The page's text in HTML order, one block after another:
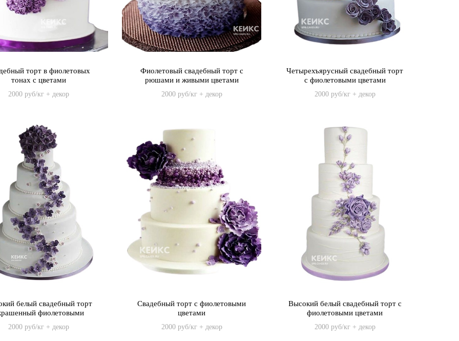
торт в фиолетовых
тонах с цветами
2000 руб/кг + декор
Фиолетовый свадебный торт с
рюшами и живыми цветами
2000 руб/кг + декор
Четырехъярусный свадебный торт
с фиолетовыми цветами
2000 руб/кг + декор
белый свадебный торт
фиолетовыми
2000 руб/кг + декор
Свадебный торт с фиолетовыми
цветами
2000 руб/кг + декор
Высокий белый свадебный торт с
фиолетовыми цветами
2000 руб/кг + декор